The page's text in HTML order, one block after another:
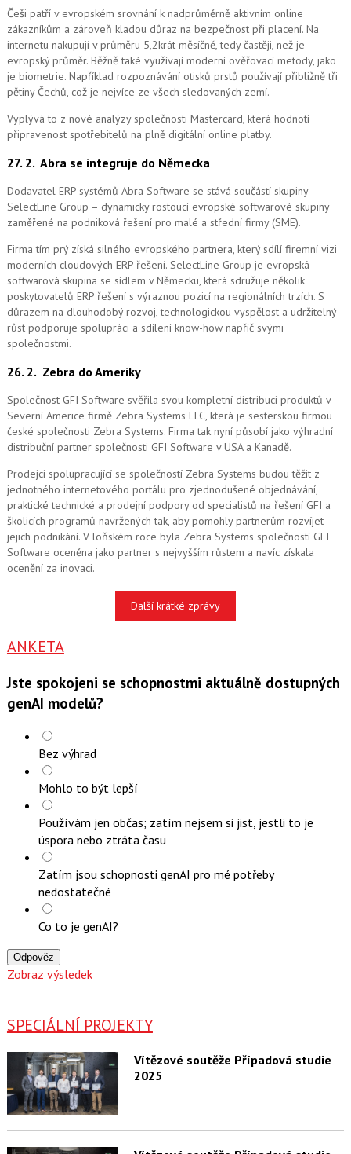
Češi patří v evropském srovnání k nadprůměrně aktivním online
zákazníkům a zároveň kladou důraz na bezpečnost při placení. Na
internetu nakupují v průměru 5,2krát měsíčně, tedy častěji, než je
evropský průměr. Běžně také využívají moderní ověřovací metody, jako
je biometrie. Například rozpoznávání otisků prstů používají přibližně tři
pětiny Čechů, což je nejvíce ze všech sledovaných zemí.
Vyplývá to z nové analýzy společnosti Mastercard, která hodnotí
připravenost spotřebitelů na plně digitální online platby.
27. 2. Abra se integruje do Německa
Dodavatel ERP systémů Abra Software se stává součástí skupiny
SelectLine Group – dynamicky rostoucí evropské softwarové skupiny
zaměřené na podniková řešení pro malé a střední firmy (SME).
Firma tím prý získá silného evropského partnera, který sdílí firemní vizi
moderních cloudových ERP řešení. SelectLine Group je evropská
softwarová skupina se sídlem v Německu, která sdružuje několik
poskytovatelů ERP řešení s výraznou pozicí na regionálních trzích. S
důrazem na dlouhodobý rozvoj, technologickou vyspělost a udržitelný
růst podporuje spolupráci a sdílení know-how napříč svými
společnostmi.
26. 2. Zebra do Ameriky
Společnost GFI Software svěřila svou kompletní distribuci produktů v
Severní Americe firmě Zebra Systems LLC, která je sesterskou firmou
české společnosti Zebra Systems. Firma tak nyní působí jako výhradní
distribuční partner společnosti GFI Software v USA a Kanadě.
Prodejci spolupracující se společností Zebra Systems budou těžit z
jednotného internetového portálu pro zjednodušené objednávání,
praktické technické a prodejní podpory od specialistů na řešení GFI a
školicích programů navržených tak, aby pomohly partnerům rozvíjet
jejich podnikání. V loňském roce byla Zebra Systems společností GFI
Software oceněna jako partner s nejvyšším růstem a navíc získala
ocenění za inovaci.
Další krátké zprávy
ANKETA
Jste spokojeni se schopnostmi aktuálně dostupných
genAI modelů?
Bez výhrad
Mohlo to být lepší
Používám jen občas; zatím nejsem si jist, jestli to je
úspora nebo ztráta času
Zatím jsou schopnosti genAI pro mé potřeby
nedostatečné
Co to je genAI?
Odpověz
Zobraz výsledek
SPECIÁLNÍ PROJEKTY
Vítězové soutěže Případová studie
2025